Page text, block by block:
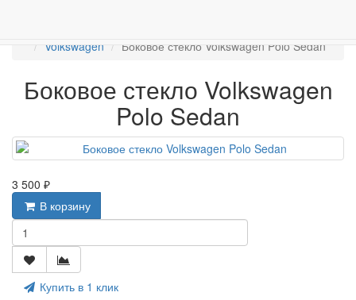
Volkswagen
Боковое стекло Volkswagen Polo Sedan
Боковое стекло Volkswagen
Polo Sedan
3 500 ₽
В корзину
Купить в 1 клик